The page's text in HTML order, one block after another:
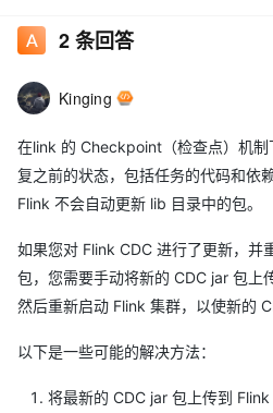
2条回答
Kinging
在link 的 Checkpoint（检查点）机
复之前的状态，包括任务的代码和依
Flink 不会自动更新 lib 目录中的包。
如果您对 Flink CDC 进行了更新，并
包，您需要手动将新的 CDC jar 包上
然后重新启动 Flink 集群，以使新的
以下是一些可能的解决方法：
将最新的 CDC jar 包上传到